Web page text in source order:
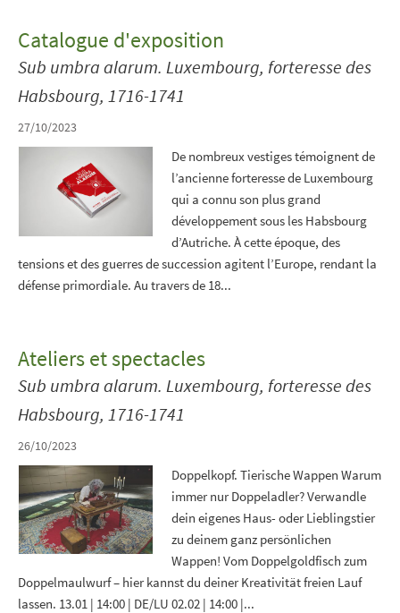
Catalogue d'exposition
Sub umbra alarum. Luxembourg, forteresse des
Habsbourg, 1716-1741
27/10/2023
De nombreux vestiges témoignent de
l’ancienne forteresse de Luxembourg
qui a connu son plus grand
développement sous les Habsbourg
d’Autriche. À cette époque, des
tensions et des guerres de succession agitent l’Europe, rendant la
défense primordiale. Au travers de 18...
Ateliers et spectacles
Sub umbra alarum. Luxembourg, forteresse des
Habsbourg, 1716-1741
26/10/2023
Doppelkopf. Tierische Wappen Warum
immer nur Doppeladler? Verwandle
dein eigenes Haus- oder Lieblingstier
zu deinem ganz persönlichen
Wappen! Vom Doppelgoldfisch zum
Doppelmaulwurf – hier kannst du deiner Kreativität freien Lauf
lassen. 13.01 | 14:00 | DE/LU 02.02 | 14:00 |...